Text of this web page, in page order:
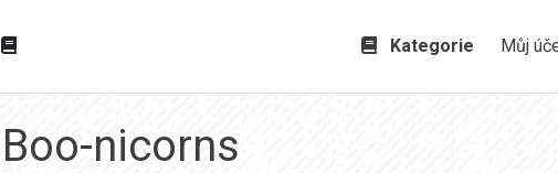
Kategorie Můj
Boo-nicorns